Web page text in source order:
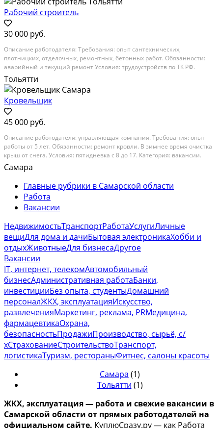
Рабочий строитель
30 000 руб.
Описание работодателя: Требования: опыт сантехнических,
плотницких, отделочных, ремонтных, бетонных работ. Обязанности:
аварийный и текущий ремонт Условия: трудоустройств по ТК РФ.
Зарплата 1000 рублей в день Категория: вакансии. Место работы:
самарская область, тольятти, южное шоссе, 36. График...
Тольятти
Кровельщик
45 000 руб.
Описание работодателя: управляющая компания. Требования: опыт
работы от 5 лет. Обязанности: ремонт кровли. В зимнее время очистка
крыш от снега. Условия: пятидневка с 8 до 17. Категория: вакансии.
Место работы: самара, улица промышленности, 313. График работы:
полный день. Опыт работы: более 5 лет
Самара
Главные рубрики в Самарской области
Работа
Вакансии
НедвижимостьТранспортРаботаУслугиЛичные
вещиДля дома и дачиБытовая электроникаХобби и
отдыхЖивотныеДля бизнесаДругое
Вакансии
IT, интернет, телекомАвтомобильный
бизнесАдминистративная работаБанки,
инвестицииБез опыта, студентыДомашний
персоналЖКХ, эксплуатацияИскусство,
развлеченияМаркетинг, реклама, PRМедицина,
фармацевтикаОхрана,
безопасностьПродажиПроизводство, сырьё, с/
хСтрахованиеСтроительствоТранспорт,
логистикаТуризм, рестораныФитнес, салоны красоты
Самара (1)
Тольятти (1)
ЖКХ, эксплуатация — работа и свежие вакансии в
Самарской области от прямых работодателей на
официальном сайте. КуплюСразу.ру — как Работа